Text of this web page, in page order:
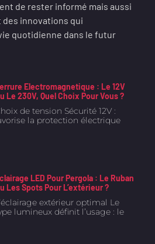
de rester informé mais aussi
innovations qui
quotidienne dans le futur
Electromagnetique : Le 12V
Le 230V, Quel Choix Pour Vous ?
de tension Sécurité 12V :
la protection électrique
LED Pour Pergola : Le Ruban
Les Spots Pour L’extérieur ?
extérieur optimal Le
lumineux définit l’usage : le